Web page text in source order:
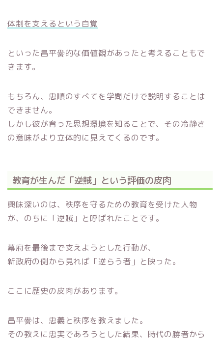
体制を支えるという自覚
といった昌平黌的な価値観があったと考えることもで
きます。
もちろん、忠順のすべてを学問だけで説明することは
できません。
しかし彼が育った思想環境を知ることで、その冷静さ
の意味がより立体的に見えてくるのです。
教育が生んだ「逆賊」という評価の皮肉
興味深いのは、秩序を守るための教育を受けた人物
が、のちに「逆賊」と呼ばれたことです。
幕府を最後まで支えようとした行動が、
新政府の側から見れば「逆らう者」と映った。
ここに歴史の皮肉があります。
昌平黌は、忠義と秩序を教えました。
その教えに忠実であろうとした結果、時代の勝者から